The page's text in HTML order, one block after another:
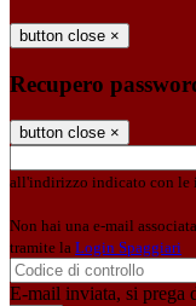
button close ×
Recupero
button close ×
all'indirizzo indicato con le
Non hai una e-mail
tramite la Login Spaggiari
E-mail inviata, si prega